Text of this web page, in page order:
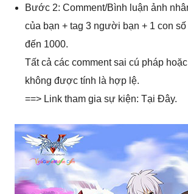
Bước 2: Comment/Bình luận ảnh
của bạn + tag 3 người bạn + 1 con
đến 1000.
Tất cả các comment sai cú pháp
không được tính là hợp lệ.
==> Link tham gia sự kiện: Tại Đây.